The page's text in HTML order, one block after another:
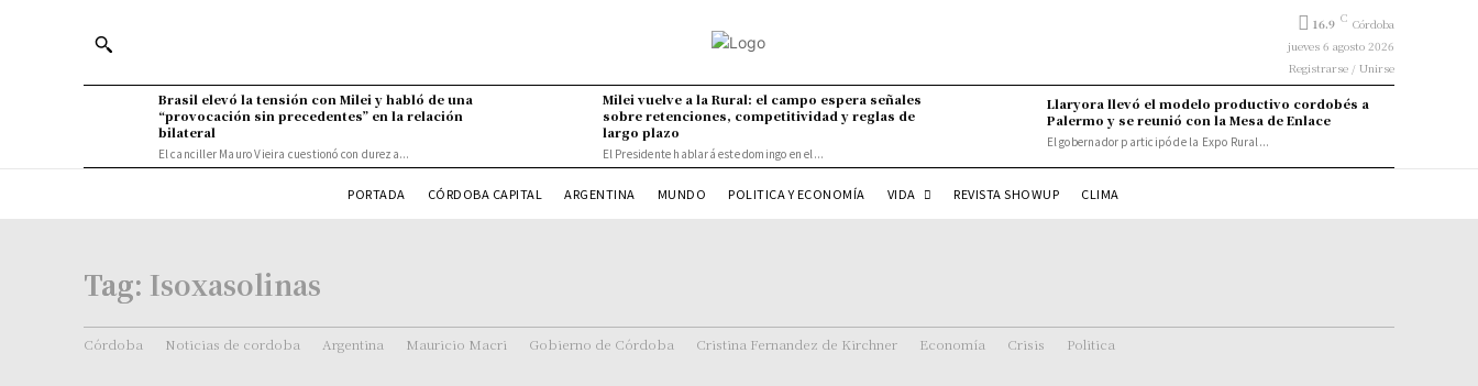
16.9 C Córdoba
jueves 6 agosto 2026
Registrarse / Unirse
Brasil elevó la tensión con Milei y habló de una
“provocación sin precedentes” en la relación
bilateral
El canciller Mauro Vieira cuestionó con dureza...
Milei vuelve a la Rural: el campo espera señales
sobre retenciones, competitividad y reglas de
largo plazo
El Presidente hablará este domingo en el...
Llaryora llevó el modelo productivo cordobés a
Palermo y se reunió con la Mesa de Enlace
El gobernador participó de la Expo Rural...
PORTADA CÓRDOBA CAPITAL ARGENTINA MUNDO POLITICA Y ECONOMÍA VIDA REVISTA SHOWUP CLIMA
Tag: Isoxasolinas
Córdoba Noticias de cordoba Argentina Mauricio Macri Gobierno de Córdoba Cristina Fernandez de Kirchner Economía Crisis Politica